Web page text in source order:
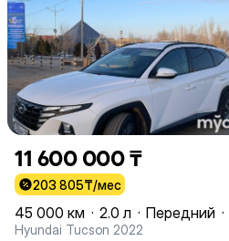
11 600 000 ₸
203 805₸/мес
45 000 км · 2.0 л · Передний ·
Hyundai Tucson 2022